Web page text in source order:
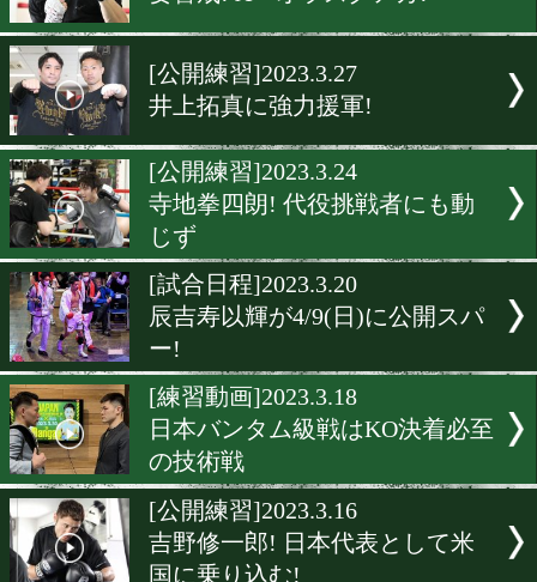
[公開練習]2023.3.30
[公開練習]2023.3.27
井上拓真に強力援軍!
寺地拳四朗! 代役挑戦者に
じず
[試合日程]2023.3.20
辰吉寿以輝が4/9(日)に公開
ー!